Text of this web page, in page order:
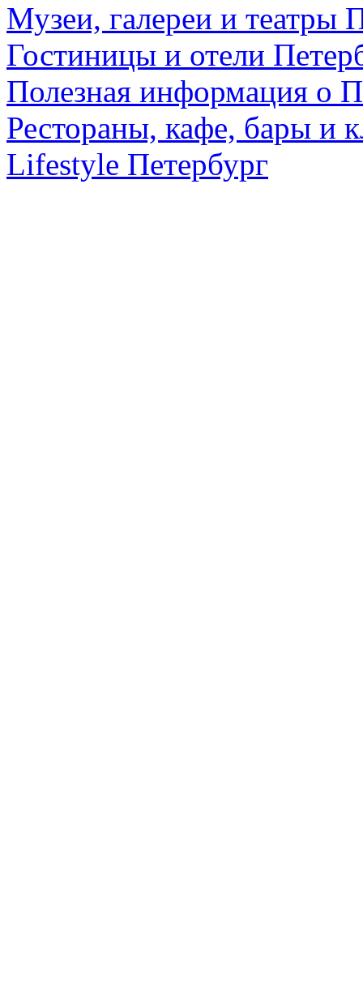
Музеи, галереи и театры
Гостиницы и отели
Полезная информация о
Рестораны, кафе, бары и
Lifestyle Петербург